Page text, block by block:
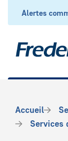
principal
Header
Alertes
Fil
d'Ariane
Accueil
Services